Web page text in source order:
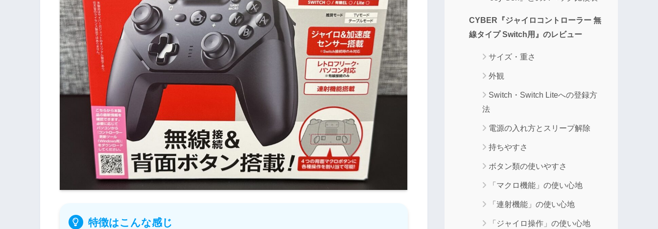
特徴はこんな感じ
CYBER『ジャイロコントローラー 無
線タイプ Switch用』のレビュー
サイズ・重さ
外観
Switch・Switch Liteへの登録方
法
電源の入れ方とスリープ解除
持ちやすさ
ボタン類の使いやすさ
「マクロ機能」の使い心地
「連射機能」の使い心地
「ジャイロ操作」の使い心地